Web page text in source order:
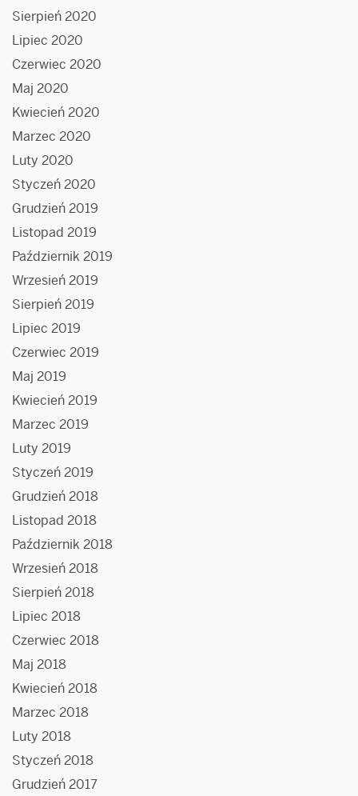
Sierpień 2020
Lipiec 2020
Czerwiec 2020
Maj 2020
Kwiecień 2020
Marzec 2020
Luty 2020
Styczeń 2020
Grudzień 2019
Listopad 2019
Październik 2019
Wrzesień 2019
Sierpień 2019
Lipiec 2019
Czerwiec 2019
Maj 2019
Kwiecień 2019
Marzec 2019
Luty 2019
Styczeń 2019
Grudzień 2018
Listopad 2018
Październik 2018
Wrzesień 2018
Sierpień 2018
Lipiec 2018
Czerwiec 2018
Maj 2018
Kwiecień 2018
Marzec 2018
Luty 2018
Styczeń 2018
Grudzień 2017